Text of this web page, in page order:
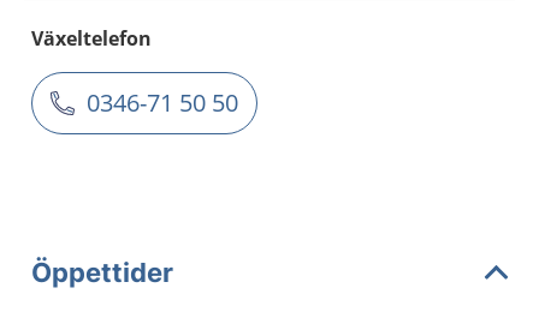
Växeltelefon
0346-71 50 50
Öppettider